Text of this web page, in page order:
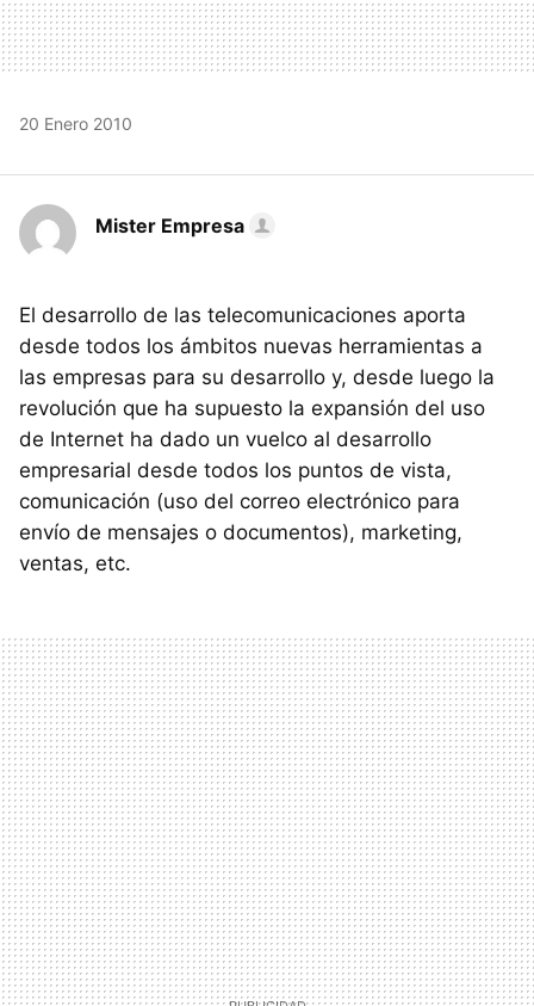
20 Enero 2010
Mister Empresa
El desarrollo de las telecomunicaciones aporta
desde todos los ámbitos nuevas herramientas a
las empresas para su desarrollo y, desde luego la
revolución que ha supuesto la expansión del uso
de Internet ha dado un vuelco al desarrollo
empresarial desde todos los puntos de vista,
comunicación (uso del correo electrónico para
envío de mensajes o documentos), marketing,
ventas, etc.